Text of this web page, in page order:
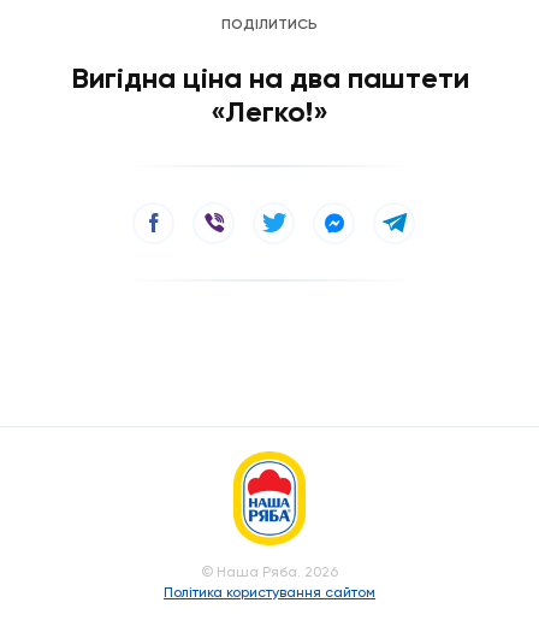
ПОДІЛИТИСЬ
Вигідна ціна на два паштети
«Легко!»
© Наша Ряба. 2026
Політика користування сайтом